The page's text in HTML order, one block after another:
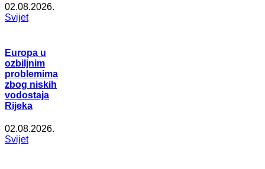
02.08.2026.
Svijet
Europa u
ozbiljnim
problemima
zbog niskih
vodostaja
Rijeka
02.08.2026.
Svijet